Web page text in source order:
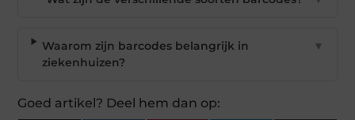
Waarom zijn barcodes belangrijk in
ziekenhuizen?
▼
Goed artikel? Deel hem dan op: